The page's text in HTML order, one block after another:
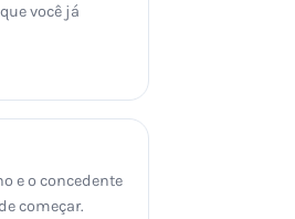
você já
e o concedente
começar.